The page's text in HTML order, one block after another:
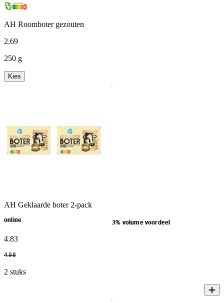
AH Roomboter gezouten
2.69
250 g
Kies
AH Geklaarde boter 2-pack
online 3% volume voordeel
4.83
4.98
2 stuks